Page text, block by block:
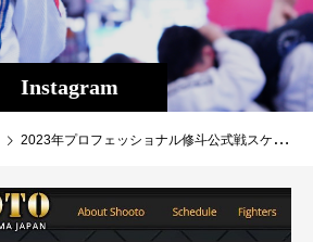
Instagram
2023年プロフェッショナル修斗公式戦スケジュールが発表されました！例年通り沖縄大会は春と秋の２大会。4月大会はルーキー達のデビュー戦が多く組まれる予定です。2023年も沖縄から日本へ、沖縄から世界へ！！！□2023年 プロフェッショナル修斗公式戦スケジュール1/15（日）東京・後楽園ホール 主催：サステイン3/19（日」東京・後楽園ホール 主催：サステイン3/5（日）大阪・CP平野 主催：TKプロモーション3/26（日）新潟・万代島広場 主催：越後風乃陣委員会4/1（土）沖縄・音市場 主催：Theパラエストラ沖縄 4/9（日）東京・新宿FACE 主催：サステイン4/23（日）香川・高松Sタワー展示場 主催：TNS5/21（日）東京・ニューピアホール主催：サステイン5/28（日）福岡・アクロス福岡 主催：TNS6/18（日）大阪・メルパルク大阪 主催：サステイン7/23（日 東京・後楽園ホール 主催：サステイン8/20（日）広島・BLUELIVE広島 主催：TNS9/3（日）新潟・万代島広場 主催：越後風乃陣委員会9/17（日）香川・高松Sタワー展示場 主催：TNS9/24（日）東京・後楽園ホール 主催：サステイン10月 東京都内を予定 主催：サステイン11/12（日）沖縄・音市場 主催：Theパラエストラ沖縄11/19（日）東京・後楽園ホール 主催：サステイン12/3（日）山口県内を予定 主催：TNS12月東京都内を予定 主催：サステイン※上記日程はあくまでも予定であり予告なく追加、変更、中止することがあります。 予めご了承ください。 追加日程は、正式に決定次第、発表致します。https://www.shooto-mma.com/topics/?id=4723#shooto#修斗